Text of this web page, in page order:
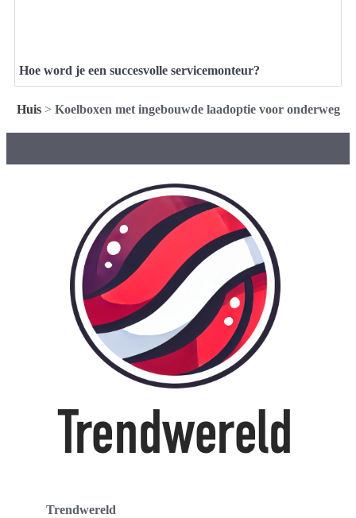
Hoe word je een succesvolle servicemonteur?
Huis> Koelboxen met ingebouwde laadoptie voor onderweg
Trendwereld